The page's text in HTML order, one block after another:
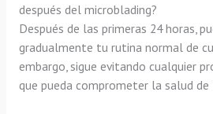
después del microblading?
Después de las primeras 24 horas,
gradualmente tu rutina normal de
embargo, sigue evitando cualquier
que pueda comprometer la salud